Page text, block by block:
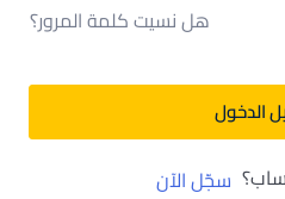
هل نسيت كلمة المرور؟
الدخول
سجّل الآن